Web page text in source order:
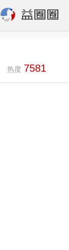
热度 7581